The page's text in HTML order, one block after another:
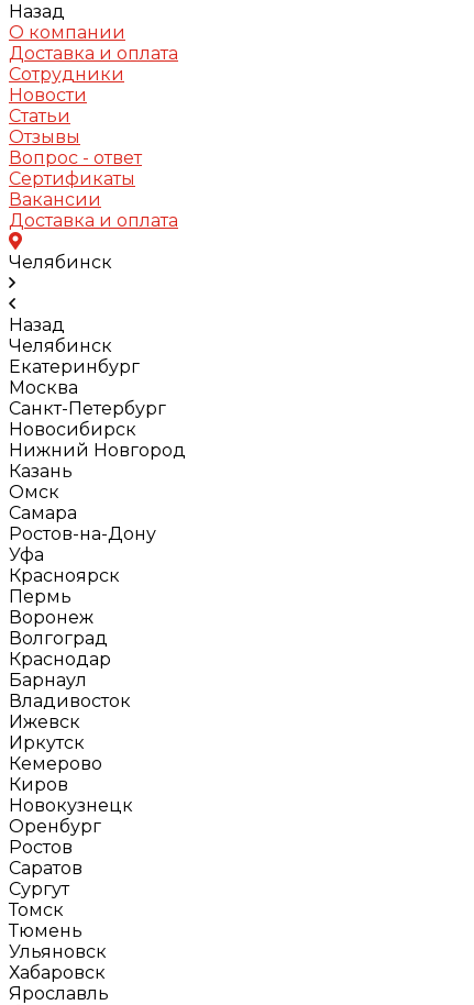
Назад
О компании
Доставка и оплата
Сотрудники
Новости
Статьи
Отзывы
Вопрос - ответ
Сертификаты
Вакансии
Доставка и оплата
Челябинск
Назад
Челябинск
Екатеринбург
Москва
Санкт-Петербург
Новосибирск
Нижний Новгород
Казань
Омск
Самара
Ростов-на-Дону
Уфа
Красноярск
Пермь
Воронеж
Волгоград
Краснодар
Барнаул
Владивосток
Ижевск
Иркутск
Кемерово
Киров
Новокузнецк
Оренбург
Ростов
Саратов
Сургут
Томск
Тюмень
Ульяновск
Хабаровск
Ярославль